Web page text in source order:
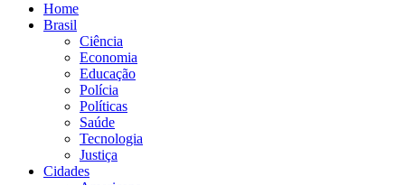
Home
Brasil
Ciência
Economia
Educação
Polícia
Políticas
Saúde
Tecnologia
Justiça
Cidades